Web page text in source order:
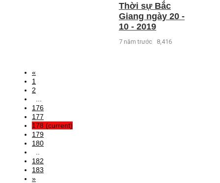
Thời sự Bắc
Giang ngày 20 -
10 - 2019
7 năm trước 8,416
«
1
2
176
177
178 (current)
179
180
182
183
»